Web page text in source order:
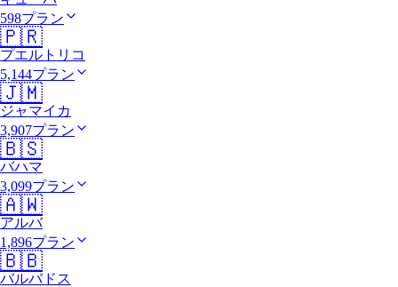
598プラン
🇵🇷
プエルトリコ
5,144プラン
🇯🇲
ジャマイカ
3,907プラン
🇧🇸
バハマ
3,099プラン
🇦🇼
アルバ
1,896プラン
🇧🇧
バルバドス